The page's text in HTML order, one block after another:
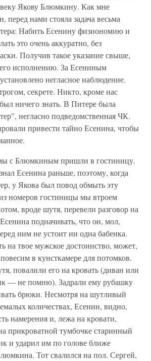
Якову Блюмкину. Как мне
нами стояла задача весьма
Набить Есенину физиономию и
это очень аккуратно, без
Получив такое указание свыше,
исполнению. За Есениным
негласное наблюдение.
секрете. Никто, кроме нас
ничего знать. В Питере была
негласно подведомственная ЧК.
привести тайно Есенина, чтобы
с Блюмкиным пришли в гостиницу.
Есенина раньше, поэтому, когда
у Якова был повод обмыть эту
номеров гостиницы мы втроем
вроде шутя, перевели разговор на
подначивать, что он, мол,
ним не устоит ни одна бабенка.
на твое мужское достоинство, может,
в кунсткамере для потомков.
повалили его на кровать (диван или
— не помню). Задрали ему рубашку
брюки. Несмотря на шутливый
количествах, Есенин, видно,
намерения и, лежа на кровати,
прикроватной тумбочке старинный
и ударил им по голове ближе
Тот свалился на пол. Сергей,